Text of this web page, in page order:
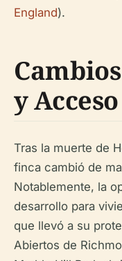
England).
y
Tras la muerte de
finca cambió de
Notablemente, la
desarrollo para
que llevó a su
Abiertos de